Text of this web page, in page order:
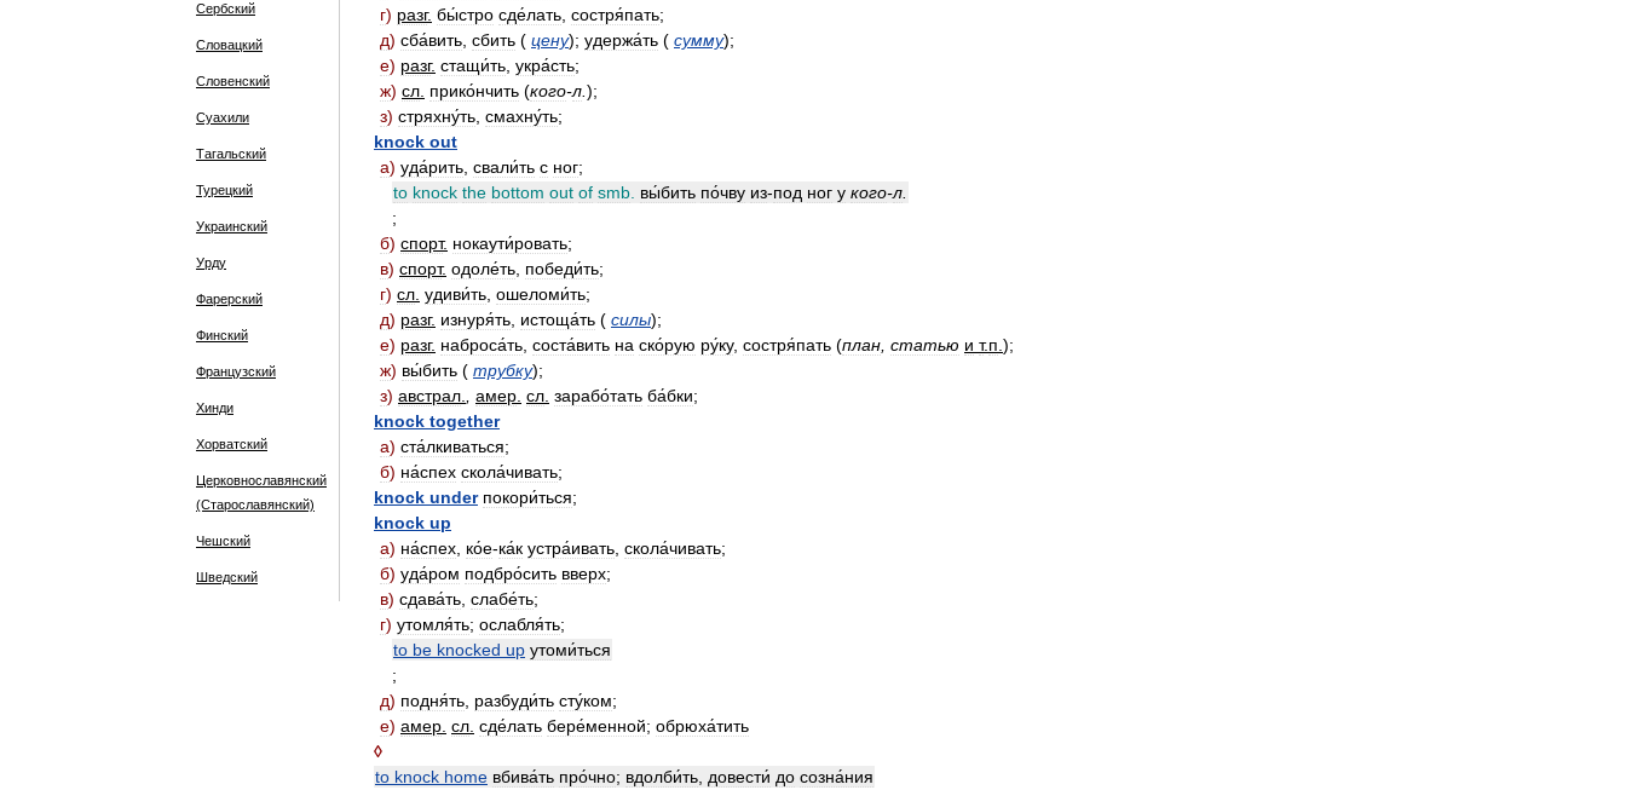
Сербский
Словацкий
Словенский
Суахили
Тагальский
Турецкий
Украинский
Урду
Фарерский
Финский
Французский
Хинди
Хорватский
Церковнославянский
(Старославянский)
Чешский
Шведский
г) разг. бы́стро сде́лать состря́пать;
д) сба́вить сбить ( цену); удержа́ть ( сумму);
е) разг. стащи́ть укра́сть;
ж) сл прико́нчить (кого-л );
з) стряхну́ть смахну́ть;
knock out
а) уда́рить свали́ть с ног;
to knock the bottom out of smb вы́бить по́чву из-под ног у кого-л
;
б) спорт. нокаути́ровать;
в) спорт. одоле́ть победи́ть;
г) сл удиви́ть ошеломи́ть;
д) разг. изнуря́ть истоща́ть ( силы);
е) разг. наброса́ть соста́вить на ско́рую ру́ку, состря́пать (план статью и т.п );
ж) вы́бить ( трубку);
з) австрал амер сл зарабо́тать ба́бки;
knock together
а) ста́лкиваться;
б) на́спех скола́чивать;
knock under покори́ться;
knock up
а) на́спех ко́е-ка́к устра́ивать скола́чивать;
б) уда́ром подбро́сить вверх;
в) сдава́ть слабе́ть;
г) утомля́ть; ослабля́ть;
to be knocked up утоми́ться
;
д) подня́ть разбуди́ть сту́ком;
е) амер сл сде́лать бере́менной; обрюха́тить
◊
to knock home вбива́ть про́чно; вдолби́ть довести́ до созна́ния